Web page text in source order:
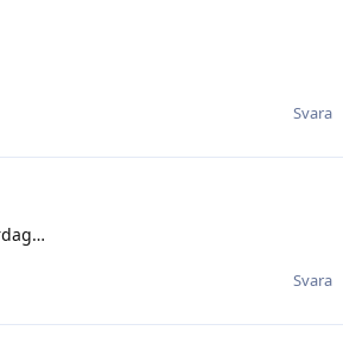
Svara
Svara